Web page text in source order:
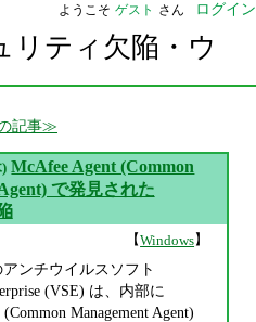
ようこそ ゲスト さん ログイン
リティ欠陥・ウ
記事
McAfee Agent (Common
で発見された
【Windows】
ンチウイルスソフト
(VSE) は、内部に
Management Agent)